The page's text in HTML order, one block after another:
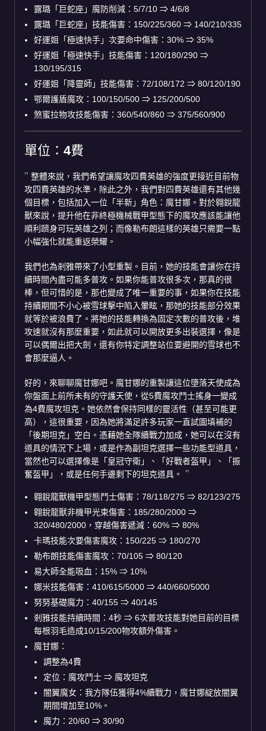
露璐「巨蛇座」魔防削減：5/7/10 ⇒ 4/6/8
露璐「巨蛇座」技能傷害：150/225/360 ⇒ 140/210/335
好運姐「極速快手」次要命中傷害：30% ⇒ 35%
好運姐「極速快手」技能傷害：120/180/290 ⇒
130/195/315
好運姐「降靈師」技能傷害：72/108/172 ⇒ 80/120/190
鄂爾護盾魔攻：100/150/500 ⇒ 125/200/500
煞蜜拉物攻技能傷害：360/540/860 ⇒ 375/560/900
單位：4費
整體來說，我們希望讓魔攻四費英雄的強度更接近目前物
攻四費英雄的水準，除此之外，我們對四費英雄還有其他幾
個目標，包括加入一位「半新」角色：魔甘娜。對於翱銳龍
獸來說，提升他在非終極機械戰甲型態下的魔攻應該能讓他
順利躋身可玩英雄之列；而像勒布朗這樣的英雄只需要一點
小幅強化就能重返榮耀。
我們也為剎雅帶來了小型重製。目前，她的技能會讓你在持
續時間內盡可能多普攻。如果你能普攻很多次，那真的很
棒，但可惜的是，那也變成了唯一重要的事，如果你在技能
持續期間不小心被雪球擊中陷入暈眩，那她的技能部分效果
就等於被浪費了。將她的技能轉換為固定次數的普攻後，堆
攻速就沒有那麼重要，如此就可以開放更多出裝選擇，像是
可以偶爾出把大劍，還有你特定調整站位要避開的雪球也不
會那麼逼人。
好的，來聊聊魔甘娜吧。魔甘娜的重製讓這位墮落天使成為
你盤面上前所未有的守護天使，從5費魔攻鬥士搖身一變成
為4費魔攻坦克。她依然會保持同樣的靈活性（甚至可能更
高），這很重要，因為她將滿足許多玩家一直試圖填補的
「後期坦克」空白。憑藉她全隊續戰力加成，她可以在沒有
道具的情況下上場，或是作為副坦克選擇一些功能型道具，
當然也可以選擇像是「皇冠守衛」、「好戰者盔甲」、「振
奮盔甲」，或是任何手邊剩下的坦克道具。
翱銳龍獸機甲型態鬥士傷害：78/118/275 ⇒ 82/123/275
翱銳龍獸非機甲光束傷害：185/280/2000 ⇒
320/480/2000，穿越傷害遞減：60% ⇒ 80%
卡瑪技能次要傷害魔攻：150/225 ⇒ 180/270
勒布朗技能傷害魔攻：70/105 ⇒ 80/120
易大師全能吸血：15% ⇒ 10%
娜米技能傷害：410/615/5000 ⇒ 440/660/5000
努努基礎魔力：40/155 ⇒ 40/145
剎雅技能持續時間：4秒 ⇒ 6次普攻技能對她目前的目標
每根羽毛造成10/15/200物攻額外傷害。
魔甘娜：
調整為4費
定位：魔攻鬥士 ⇒ 魔攻坦克
闇翼魔女：我方隊伍獲得4%續戰力，魔甘娜綻放闇翼
期間增加至10%。
魔力：20/60 ⇒ 30/90